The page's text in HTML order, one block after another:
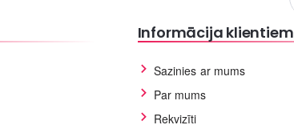
Informācija klientiem
Sazinies ar mums
Par mums
Rekvizīti